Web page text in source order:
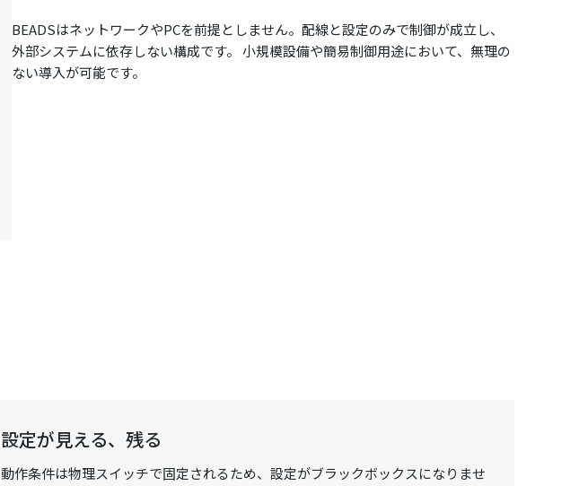
BEADSはネットワークやPCを前提としません。配線と設定のみで制御が成立し、
外部システムに依存しない構成です。 小規模設備や簡易制御用途において、無理の
ない導入が可能です。
設定が見える、残る
動作条件は物理スイッチで固定されるため、設定がブラックボックスになりませ